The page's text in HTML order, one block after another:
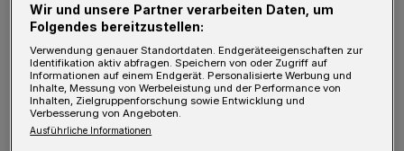
Foto: Band
René Oschmann, optisch und akustisch quasi
Wir und unsere Partner verarbeiten Daten, um
Folgendes bereitzustellen:
Verwendung genauer Standortdaten. Endgeräteeigenschaften zur
Identifikation aktiv abfragen. Speichern von oder Zugriff auf
Informationen auf einem Endgerät. Personalisierte Werbung und
Inhalte, Messung von Werbeleistung und der Performance von
Inhalten, Zielgruppenforschung sowie Entwicklung und
Verbesserung von Angeboten.
Ausführliche Informationen